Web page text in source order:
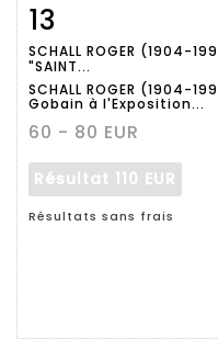
détaillée
13
SCHALL ROGER (1904-
"SAINT...
SCHALL ROGER (1904-
Gobain à l'Exposition...
60 - 80 EUR
Résultat 110 EUR
Résultats sans frais